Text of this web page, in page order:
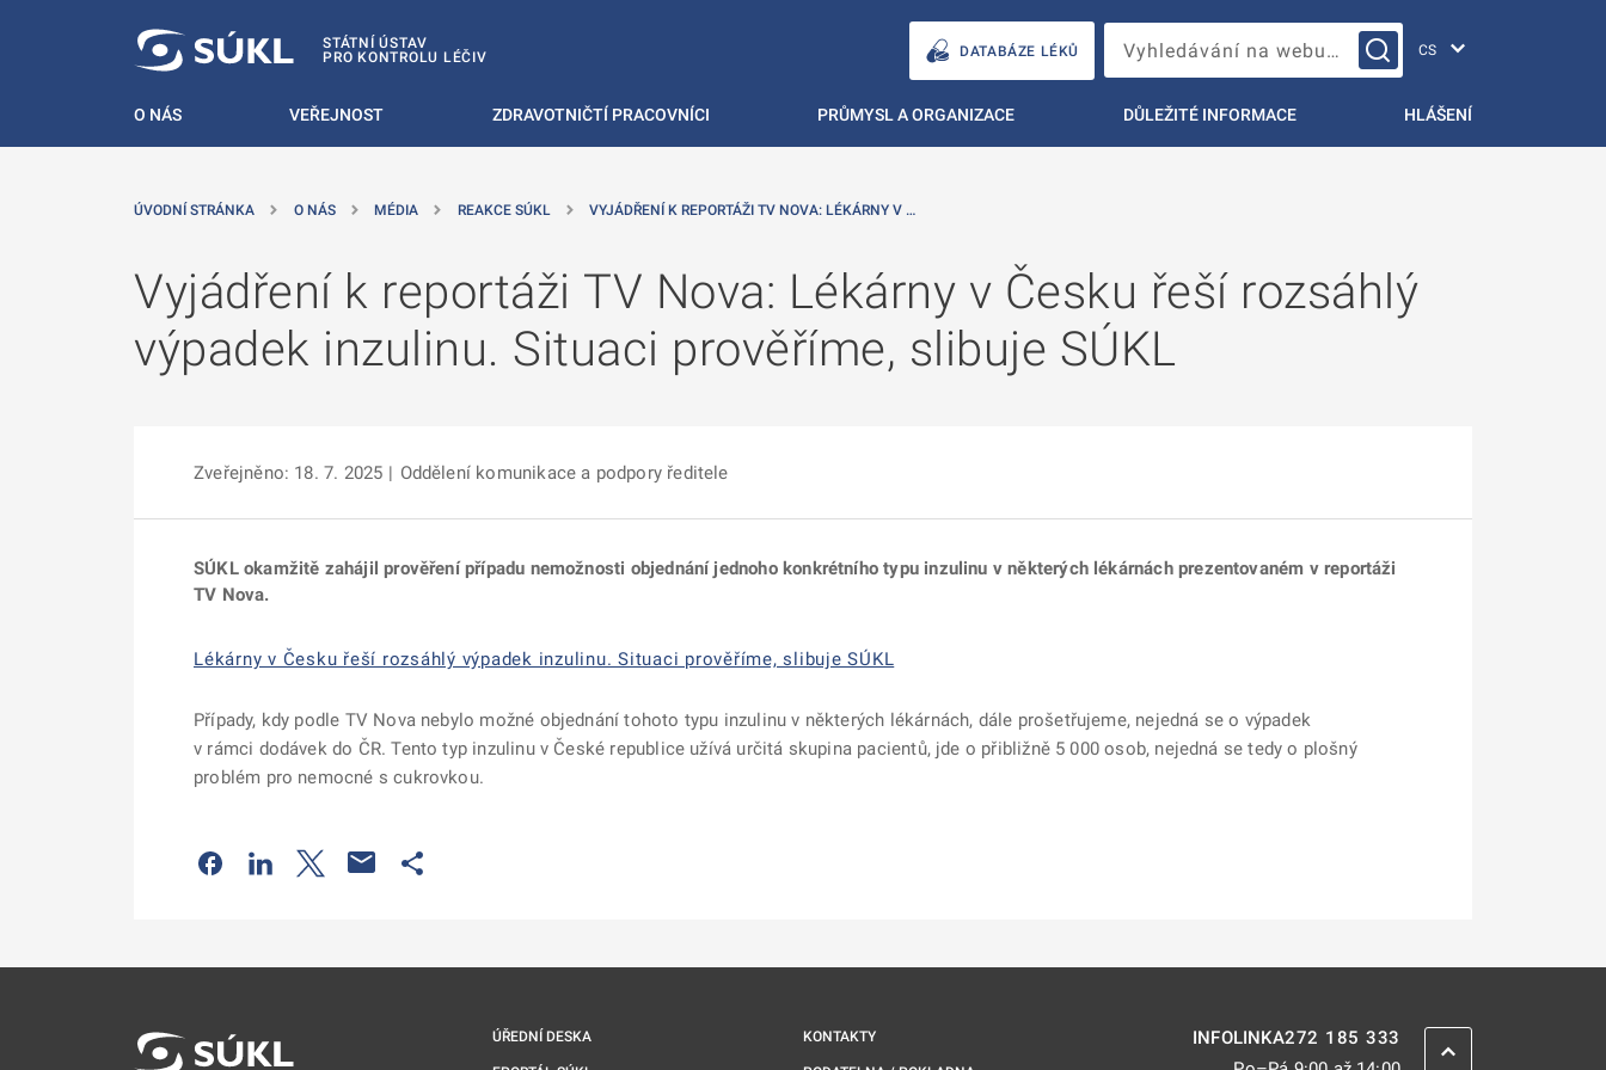
STÁTNÍ ÚSTAV
PRO KONTROLU LÉČIV
DATABÁZE LÉKŮ Vyhledávání na webu…
O NÁS VEŘEJNOST ZDRAVOTNIČTÍ PRACOVNÍCI PRŮMYSL A ORGANIZACE DŮLEŽITÉ INFORMACE HLÁŠENÍ
ÚVODNÍ STRÁNKA O NÁS MÉDIA REAKCE SÚKL VYJÁDŘENÍ K REPORTÁŽI TV NOVA: LÉKÁRNY V …
Vyjádření k reportáži TV Nova: Lékárny v Česku řeší rozsáhlý
výpadek inzulinu. Situaci prověříme, slibuje SÚKL
Zveřejněno: 18. 7. 2025 | Oddělení komunikace a podpory ředitele
SÚKL okamžitě zahájil prověření případu nemožnosti objednání jednoho konkrétního typu inzulinu v některých lékárnách prezentovaném v reportáži
TV Nova.
Lékárny v Česku řeší rozsáhlý výpadek inzulinu. Situaci prověříme, slibuje SÚKL
Případy, kdy podle TV Nova nebylo možné objednání tohoto typu inzulinu v některých lékárnách, dále prošetřujeme, nejedná se o výpadek
v rámci dodávek do ČR. Tento typ inzulinu v České republice užívá určitá skupina pacientů, jde o přibližně 5 000 osob, nejedná se tedy o plošný
problém pro nemocné s cukrovkou.
Odkaz se otevře na nové kartě
Odkaz se otevře na nové kartě
Odkaz se otevře na nové kartě
ÚŘEDNÍ DESKA KONTAKTY INFOLINKA272 185 333
ZPĚT NAHORU